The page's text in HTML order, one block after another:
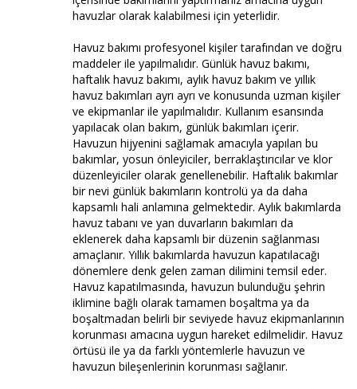
havuzlar olarak kalabilmesi için yeterlidir.
Havuz bakımı profesyonel kişiler tarafından ve doğru
maddeler ile yapılmalıdır. Günlük havuz bakımı,
haftalık havuz bakımı, aylık havuz bakım ve yıllık
havuz bakımları ayrı ayrı ve konusunda uzman kişiler
ve ekipmanlar ile yapılmalıdır. Kullanım esansında
yapılacak olan bakım, günlük bakımları içerir.
Havuzun hijyenini sağlamak amacıyla yapılan bu
bakımlar, yosun önleyiciler, berraklaştırıcılar ve klor
düzenleyiciler olarak genellenebilir. Haftalık bakımlar
bir nevi günlük bakımların kontrolü ya da daha
kapsamlı hali anlamına gelmektedir. Aylık bakımlarda
havuz tabanı ve yan duvarların bakımları da
eklenerek daha kapsamlı bir düzenin sağlanması
amaçlanır. Yıllık bakımlarda havuzun kapatılacağı
dönemlere denk gelen zaman dilimini temsil eder.
Havuz kapatılmasında, havuzun bulunduğu şehrin
iklimine bağlı olarak tamamen boşaltma ya da
boşaltmadan belirli bir seviyede havuz ekipmanlarının
korunması amacına uygun hareket edilmelidir. Havuz
örtüsü ile ya da farklı yöntemlerle havuzun ve
havuzun bileşenlerinin korunması sağlanır.